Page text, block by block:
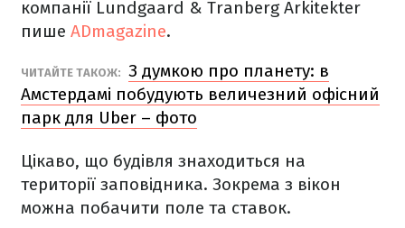
компанії Lundgaard & Tranberg Arkitekter
пише ADmagazine.
ЧИТАЙТЕ ТАКОЖ: З думкою про планету: в
Амстердамі побудують величезний офісний
парк для Uber – фото
Цікаво, що будівля знаходиться на
території заповідника. Зокрема з вікон
можна побачити поле та ставок.